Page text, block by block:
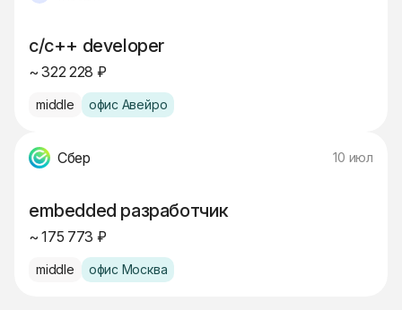
c/c++ developer
~ 322 228 ₽
middle офис Авейро
Сбер 10 июл
embedded разработчик
~ 175 773 ₽
middle офис Москва